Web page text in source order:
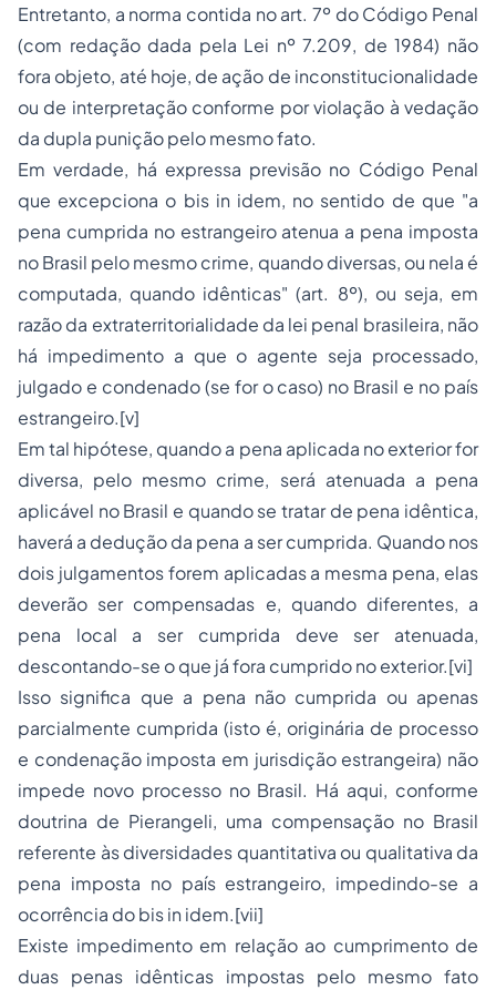
Entretanto, a norma contida no art. 7º do Código Penal
(com redação dada pela Lei nº 7.209, de 1984) não
fora objeto, até hoje, de ação de inconstitucionalidade
ou de interpretação conforme por violação à vedação
da dupla punição pelo mesmo fato.
Em verdade, há expressa previsão no Código Penal
que excepciona o bis in idem, no sentido de que "a
pena cumprida no estrangeiro atenua a pena imposta
no Brasil pelo mesmo crime, quando diversas, ou nela é
computada, quando idênticas" (art. 8º), ou seja, em
razão da extraterritorialidade da lei penal brasileira, não
há impedimento a que o agente seja processado,
julgado e condenado (se for o caso) no Brasil e no país
estrangeiro.[v]
Em tal hipótese, quando a pena aplicada no exterior for
diversa, pelo mesmo crime, será atenuada a pena
aplicável no Brasil e quando se tratar de pena idêntica,
haverá a dedução da pena a ser cumprida. Quando nos
dois julgamentos forem aplicadas a mesma pena, elas
deverão ser compensadas e, quando diferentes, a
pena local a ser cumprida deve ser atenuada,
descontando-se o que já fora cumprido no exterior.[vi]
Isso significa que a pena não cumprida ou apenas
parcialmente cumprida (isto é, originária de processo
e condenação imposta em jurisdição estrangeira) não
impede novo processo no Brasil. Há aqui, conforme
doutrina de Pierangeli, uma compensação no Brasil
referente às diversidades quantitativa ou qualitativa da
pena imposta no país estrangeiro, impedindo-se a
ocorrência do bis in idem.[vii]
Existe impedimento em relação ao cumprimento de
duas penas idênticas impostas pelo mesmo fato